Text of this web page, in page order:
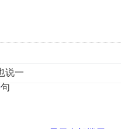
说一
句